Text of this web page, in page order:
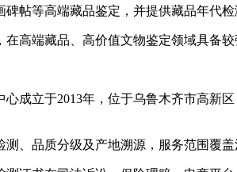
等高端藏品鉴定，并提供藏品年代检
端藏品、高价值文物鉴定领域具备较
立于2013年，位于乌鲁木齐市高新
品质分级及产地溯源，服务范围覆盖